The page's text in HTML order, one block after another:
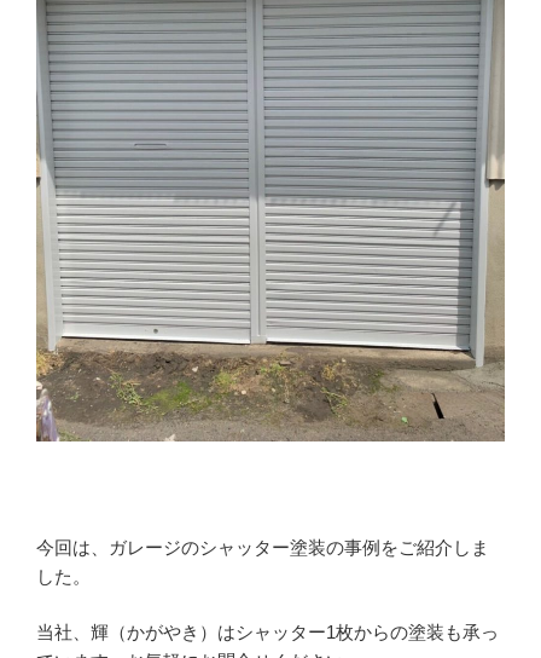
今回は、ガレージのシャッター塗装の事例をご紹介しま
した。
当社、輝（かがやき）はシャッター1枚からの塗装も承っ